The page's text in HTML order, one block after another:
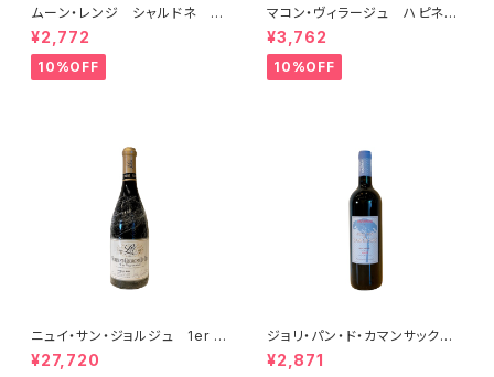
ムーン・レンジ シャルドネ 2
023
¥2,772
10%OFF
マコン・ヴィラージュ ハピネ
ス 2023 ブレノ・ベランジェ
¥3,762
10%OFF
ニュイ・サン・ジョルジュ 1er c
ru レ・ヴォークラン 2014
ルシアン・ル・モワンヌ
¥27,720
ジョリ・パン・ド・カマンサック 2
018
¥2,871